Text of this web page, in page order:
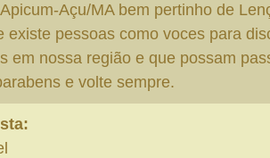
Açu/MA bem pertinho de
existe pessoas como voces para
em nossa região e que possam
e volte sempre.